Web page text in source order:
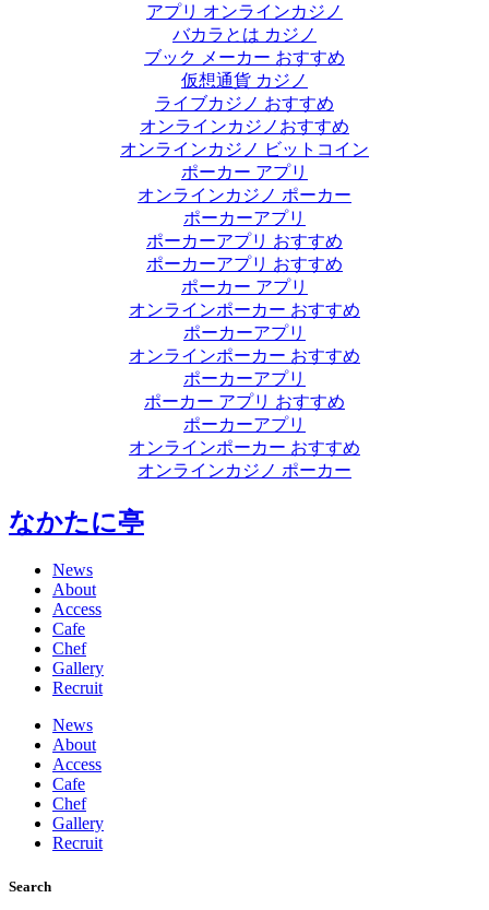
アプリ オンラインカジノ
バカラとは カジノ
ブック メーカー おすすめ
仮想通貨 カジノ
ライブカジノ おすすめ
オンラインカジノおすすめ
オンラインカジノ ビットコイン
ポーカー アプリ
オンラインカジノ ポーカー
ポーカーアプリ
ポーカーアプリ おすすめ
ポーカーアプリ おすすめ
ポーカー アプリ
オンラインポーカー おすすめ
ポーカーアプリ
オンラインポーカー おすすめ
ポーカーアプリ
ポーカー アプリ おすすめ
ポーカーアプリ
オンラインポーカー おすすめ
オンラインカジノ ポーカー
なかたに亭
News
About
Access
Cafe
Chef
Gallery
Recruit
News
About
Access
Cafe
Chef
Gallery
Recruit
Search